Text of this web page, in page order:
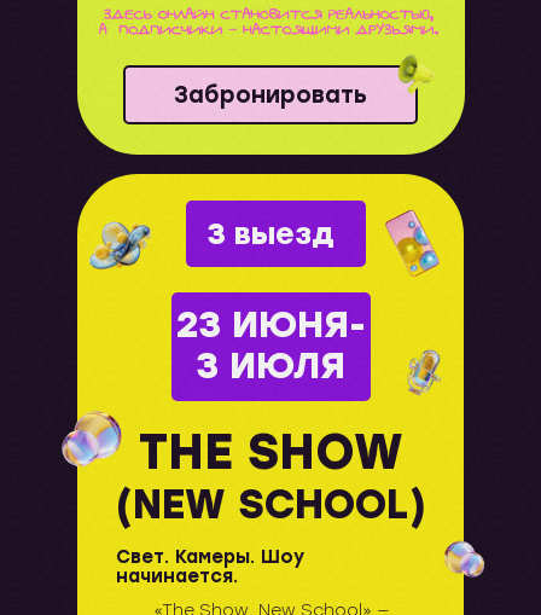
Забронировать
3 выезд
23 ИЮНЯ-
3 ИЮЛЯ
(NEW SCHOOL)
THE SHOW
Свет. Камеры. Шоу
начинается.
«The Show. New School» —